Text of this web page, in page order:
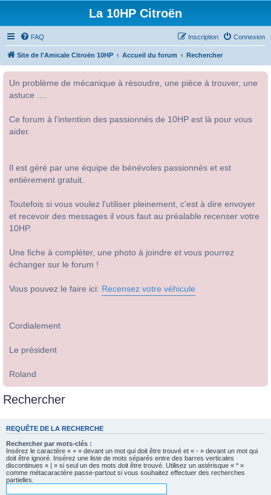
La 10HP Citroën
FAQ Connexion
Inscription
Site de l'Amicale Citroën 10HP Accueil du forum Rechercher
Un problème de mécanique à résoudre, une pièce à trouver, une
astuce ....
Ce forum à l'intention des passionnés de 10HP est là pour vous
aider.
Il est géré par une équipe de bénévoles passionnés et est
entièrement gratuit.
Toutefois si vous voulez l'utiliser pleinement, c'est à dire envoyer
et recevoir des messages il vous faut au préalable recenser votre
10HP.
Une fiche à compléter, une photo à joindre et vous pourrez
échanger sur le forum !
Vous pouvez le faire ici: Recensez votre véhicule
Cordialement
Le président
Roland
Rechercher
REQUÊTE DE LA RECHERCHE
Rechercher par mots-clés :
Insérez le caractère « + » devant un mot qui doit être trouvé et « - » devant un mot qui
doit être ignoré. Insérez une liste de mots séparés entre des barres verticales
discontinues « | » si seul un des mots doit être trouvé. Utilisez un astérisque « * »
comme métacaractère passe-partout si vous souhaitez effectuer des recherches
partielles.